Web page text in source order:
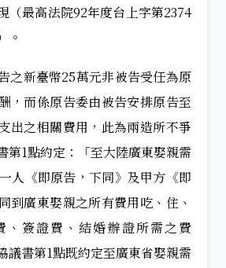
（最高法院92年度台上字第2374
。
之新臺幣25萬元非被告受任為原
，而係原告委由被告安排原告至
出之相關費用，此為兩造所不爭
第1點約定：「至大陸廣東娶親需
人《即原告，下同》及甲方《即
到廣東娶親之所有費用吃、住、
、簽證費、結婚辦證所需之費
議書第1點既約定至廣東省娶親需